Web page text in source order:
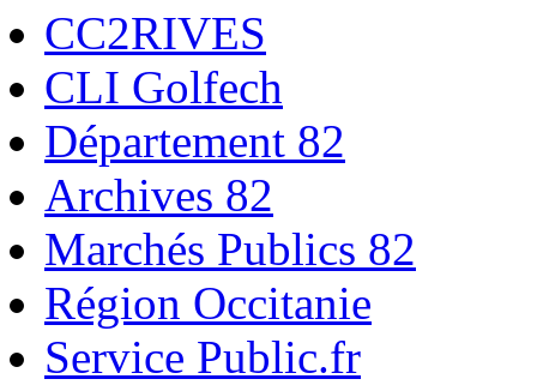
CC2RIVES
CLI Golfech
Département 82
Archives 82
Marchés Publics 82
Région Occitanie
Service Public.fr